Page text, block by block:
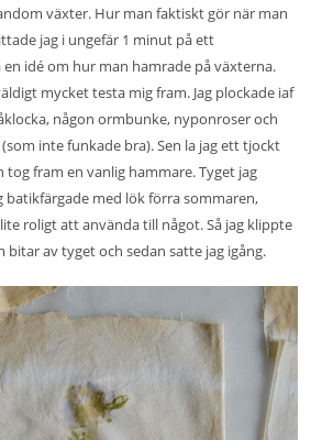
växter. Hur man faktiskt gör när man
jag i ungefär 1 minut på ett
idé om hur man hamrade på växterna.
mycket testa mig fram. Jag plockade iaf
någon ormbunke, nyponroser och
inte funkade bra). Sen la jag ett tjockt
tog fram en vanlig hammare. Tyget jag
batikfärgade med lök förra sommaren,
roligt att använda till något. Så jag klippte
bitar av tyget och sedan satte jag igång.